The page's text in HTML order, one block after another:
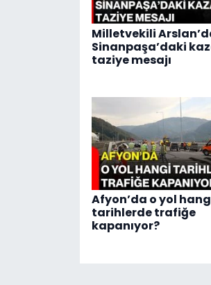
Milletvekili
Sinanpaşa’daki
taziye mesajı
Afyon’da o yol
tarihlerde trafiğe
kapanıyor?